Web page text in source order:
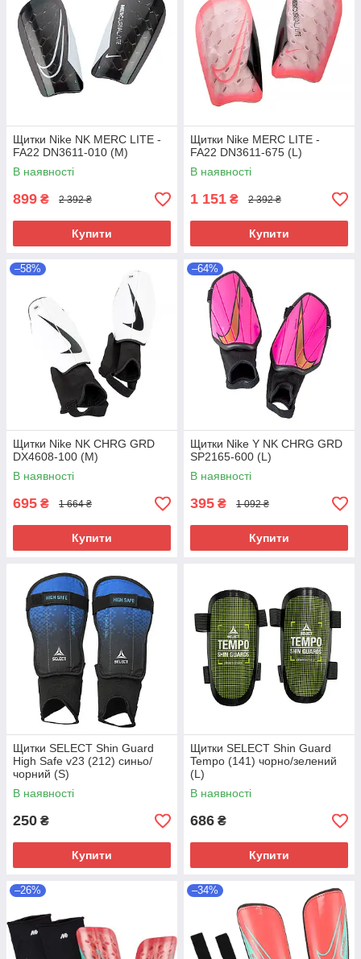
Щитки Nike NK MERC LITE -
FA22 DN3611-010 (М)
В наявності
899 ₴ 2 392 ₴
Купити
Щитки Nike MERC LITE -
FA22 DN3611-675 (L)
В наявності
1 151 ₴ 2 392 ₴
Купити
–58%
Щитки Nike NK CHRG GRD
DX4608-100 (М)
В наявності
695 ₴ 1 664 ₴
Купити
–64%
Щитки Nike Y NK CHRG GRD
SP2165-600 (L)
В наявності
395 ₴ 1 092 ₴
Купити
Щитки SELECT Shin Guard
High Safe v23 (212) синьо/
чорний (S)
В наявності
250 ₴
Купити
Щитки SELECT Shin Guard
Tempo (141) чорно/зелений
(L)
В наявності
686 ₴
Купити
–26% –34%